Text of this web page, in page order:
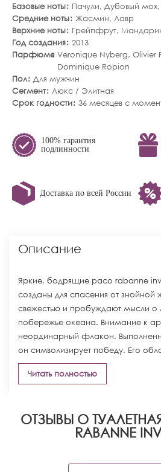
Базовые ноты
Пачули, Дубовый мох,
Средние ноты Жасмин, Лавр
Верхние ноты
Грейпфрут,
Год создания 2013
ПарфюмерVeronique Nyberg, Olivier
Dominique Ropion
Пол Для мужчин
Сегмент Люкс / Элитная
Срок годности 36 месяцев с
100% гарантия
подлинности
Доставка по всей России
Описание
Яркие, бодрящие paco rabanne
созданы для спасения от
свежестью и пробуждают мысли о
побережье океана. Внимание к
неординарный флакон.
он символизирует победу. Его
Читать полностью
ОТЗЫВЫ О
RABANNE